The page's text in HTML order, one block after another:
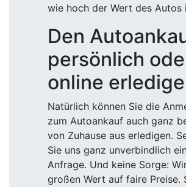
wie hoch der Wert des Autos
Den
persönlich
online
Natürlich können Sie die
zum Autoankauf auch ganz
von Zuhause aus erledigen.
Sie uns ganz unverbindlich
Anfrage. Und keine Sorge:
großen Wert auf faire Preise.